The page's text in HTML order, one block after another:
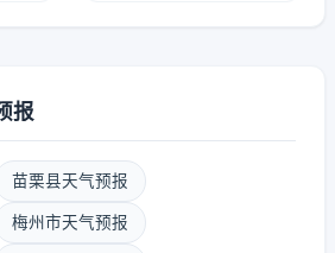
报
苗栗县天气预报
梅州市天气预报